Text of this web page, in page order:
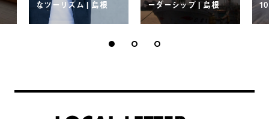
なツーリズム | 島根
ーダーシップ | 島根